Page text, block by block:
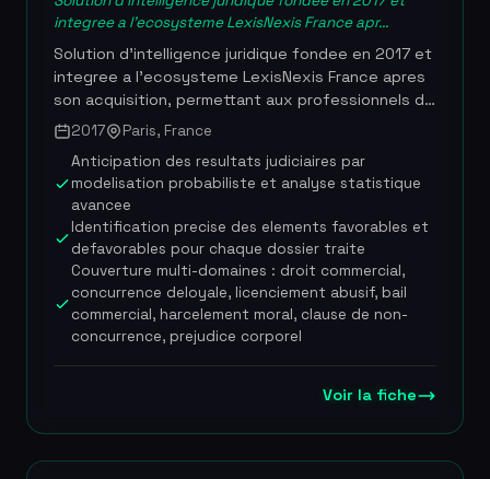
integree a l'ecosysteme LexisNexis France apr...
Solution d'intelligence juridique fondee en 2017 et
integree a l'ecosysteme LexisNexis France apres
son acquisition, permettant aux professionnels du
droit de transformer l'incertitude judiciaire en
visibilite strategique. L'outil s'appuie sur l'analyse
statistique et l'intelligence artificielle appliquee a
une base d'environ 5 millions de decisions de
justice francaises toutes juridictions confondues
pour anticiper les issues contentieuses et
quantifier les risques juridiques. Case Law
Analytics couvre une vingtaine de domaines du
droit civil, commercial et social, et fournit des
rapports quantifies identifiant les facteurs
justice predictive francaise lance a la suite de la
au sein de compagnies d'assurance, cabinets
2017
Paris, France
Anticipation des resultats judiciaires par
modelisation probabiliste et analyse statistique
avancee
Identification precise des elements favorables et
defavorables pour chaque dossier traite
Couverture multi-domaines : droit commercial,
concurrence deloyale, licenciement abusif, bail
commercial, harcelement moral, clause de non-
concurrence, prejudice corporel
Voir la fiche